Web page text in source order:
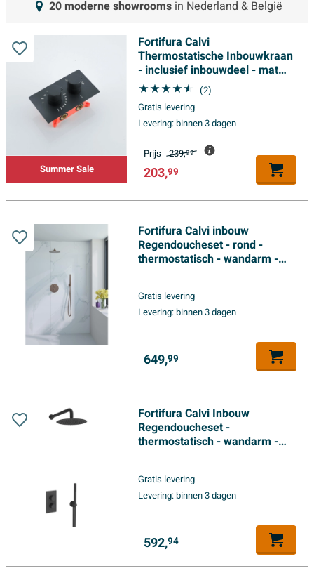
Summer Sale
Fortifura Calvi
Thermostatische Inbouwkraan
- inclusief inbouwdeel - mat
zwart
(2)
Gratis levering
Levering:binnen 3 dagen
Prijs 239,99
203,99
Fortifura Calvi inbouw
Regendoucheset - rond -
thermostatisch - wandarm -
Geborsteld koper PVD (Koper)
Gratis levering
Levering:binnen 3 dagen
649,99
Fortifura Calvi Inbouw
Regendoucheset -
thermostatisch - wandarm -
doucheslang - mat zwart
Gratis levering
Levering:binnen 3 dagen
592,94
20 moderne showroomsin Nederland & België